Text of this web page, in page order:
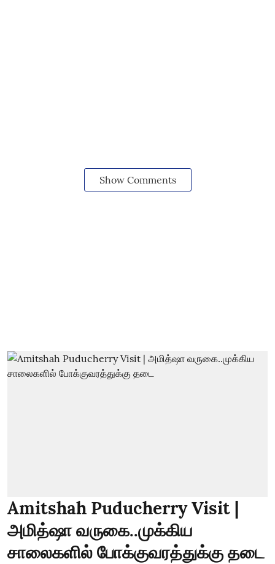
Show Comments
Amitshah Puducherry Visit |
அமித்ஷா வருகை..முக்கிய
சாலைகளில் போக்குவரத்துக்கு தடை